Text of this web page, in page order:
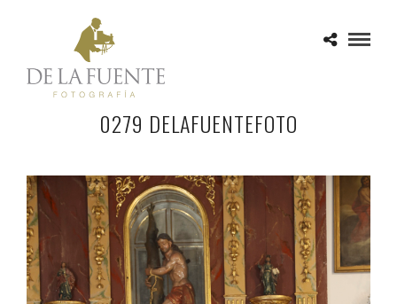
0279 DELAFUENTEFOTO